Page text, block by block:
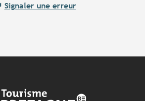
Signaler une erreur